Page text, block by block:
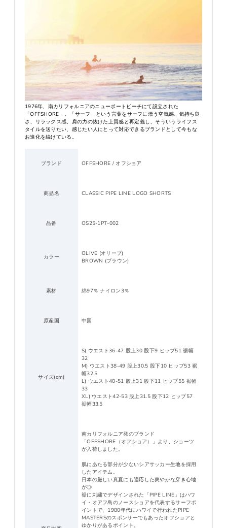
1976年、南カリフォルニアのニューポートビーチにて設立された
「OFFSHORE」。「サーフ」という言葉をサーフに漂う空気感、気持ち良
さ、リラックス感、肩の力の抜けた上質感と再定義し、そういうライフス
タイルを送りたい、感じたい人にとって対応できるブランドとして今もな
お進化を続けている。
ブランド OFFSHORE / オフショア
商品名 CLASSIC PIPE LINE LOGO SHORTS
品番 OS25-1PT-002
カラー
OLIVE (オリーブ)
BROWN (ブラウン)
素材 綿97％ ナイロン3％
原産国 中国
サイズ(cm)
S) ウエスト36-47 股上30 股下9 ヒップ51 裾幅
32
M) ウエスト38-49 股上30.5 股下10 ヒップ53 裾
幅32.5
L) ウエスト40-51 股上31 股下11 ヒップ55 裾幅
33
XL) ウエスト42-53 股上31.5 股下12 ヒップ57
裾幅33.5
南カリフォルニア発のブランド
「OFFSHORE（オフショア）」より、ショーツ
が入荷しました。
肌にあたる部分が少ないシアサッカー生地を採用
したアイテム。
日本の厳しい真夏にも適応した爽やかな穿き心地
が◎
裾に刺繍でデザインされた「PIPE LINE」はハワ
イ・オアフ島のノースショアを代表するサーフポ
イントで、1980年代にハワイで行われたPIPE
MASTERSのスポンサーでもあったオフショアと
ゆかりがあるポイント。